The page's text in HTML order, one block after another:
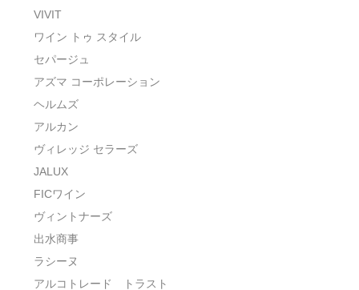
VIVIT
ワイン トゥ スタイル
セパージュ
アズマ コーポレーション
ヘルムズ
アルカン
ヴィレッジ セラーズ
JALUX
FICワイン
ヴィントナーズ
出水商事
ラシーヌ
アルコトレード トラスト